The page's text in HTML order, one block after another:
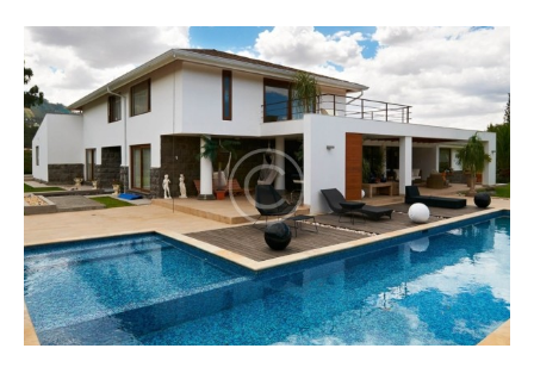
Air Conditioning (9)
Barbeque (11)
Dryer (9)
Gym (12)
Laundry (7)
Lawn (5)
Microwave (8)
Outdoor shower (8)
Refrigerator (4)
Sauna (7)
Swimming Pool (8)